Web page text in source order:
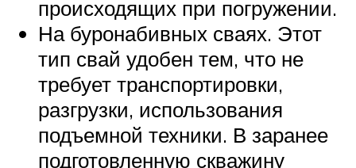
происходящих при погружении.
На буронабивных сваях. Этот
тип свай удобен тем, что не
требует транспортировки,
разгрузки, использования
подъемной техники. В заранее
подготовленную скважину